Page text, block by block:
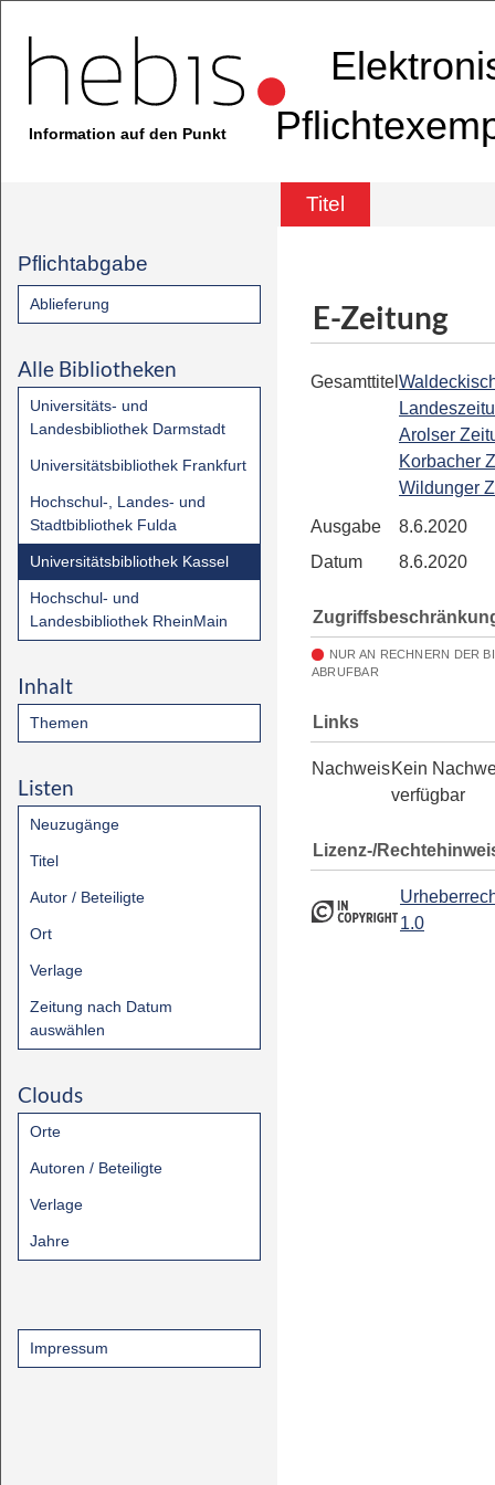
Information auf den Punkt
Titel
Pflichtabgabe
Ablieferung
Alle Bibliotheken
Universitäts- und
Landesbibliothek Darmstadt
Universitätsbibliothek Frankfurt
Hochschul-, Landes- und
Stadtbibliothek Fulda
Universitätsbibliothek Kassel
Hochschul- und
Landesbibliothek RheinMain
Inhalt
Themen
Listen
Neuzugänge
Titel
Autor / Beteiligte
Ort
Verlage
Zeitung nach Datum
auswählen
Clouds
Orte
Autoren / Beteiligte
Verlage
Jahre
Impressum
E-Zeitung
Gesamttitel
Arolser
Korbacher
Wildunger
Ausgabe
8.6.2020
Datum
8.6.2020
NUR AN RECHNERN DER
ABRUFBAR
Links
NachweisKein
verfügbar
Lizenz-/
1.0